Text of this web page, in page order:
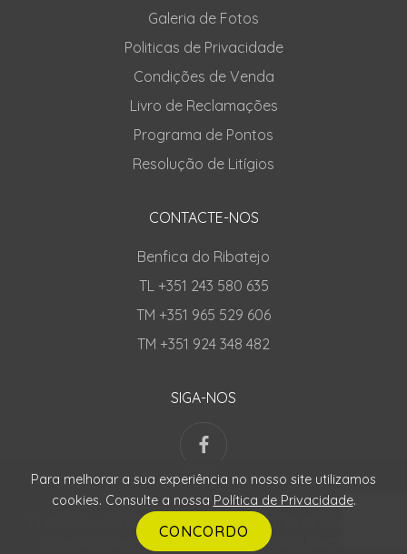
Galeria de Fotos
Politicas de Privacidade
Condições de Venda
Livro de Reclamações
Programa de Pontos
Resolução de Litígios
CONTACTE-NOS
Benfica do Ribatejo
TL +351 243 580 635
TM +351 965 529 606
TM +351 924 348 482
SIGA-NOS
O ANZOL - ARTIGOS PESCA DESPORTIVA © Todos os
direitos reservados | Desenvolvido por
Para melhorar a sua experiência no nosso site utilizamos
cookies. Consulte a nossa Política de Privacidade.
CONCORDO